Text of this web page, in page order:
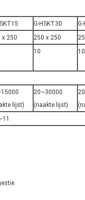
G-HSKT30
x 250 250 x 250
10 10
lijst)
20~30000
(naakte lijst)